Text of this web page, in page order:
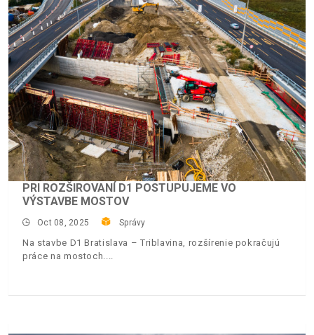
PRI ROZŠIROVANÍ D1 POSTUPUJEME VO
VÝSTAVBE MOSTOV
Oct 08, 2025 Správy
Na stavbe D1 Bratislava – Triblavina, rozšírenie pokračujú
práce na mostoch.